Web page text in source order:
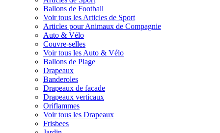
Ballons de Football
Voir tous les Articles de Sport
Articles pour Animaux de Compagnie
Auto & Vélo
Couvre-selles
Voir tous les Auto & Vélo
Ballons de Plage
Drapeaux
Banderoles
Drapeaux de facade
Drapeaux verticaux
Oriflammes
Voir tous les Drapeaux
Frisbees